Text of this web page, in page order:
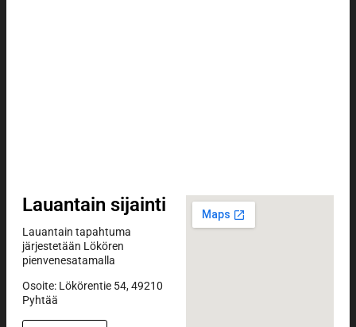
Lauantain sijainti
Lauantain tapahtuma
järjestetään Lökören
pienvenesatamalla
Osoite: Lökörentie 54, 49210
Pyhtää